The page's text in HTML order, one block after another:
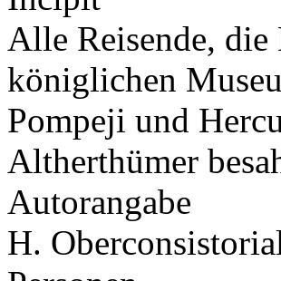
Alle Reisende, die
königlichen
Pompeji und
Altherthümer
Autorangabe
H.